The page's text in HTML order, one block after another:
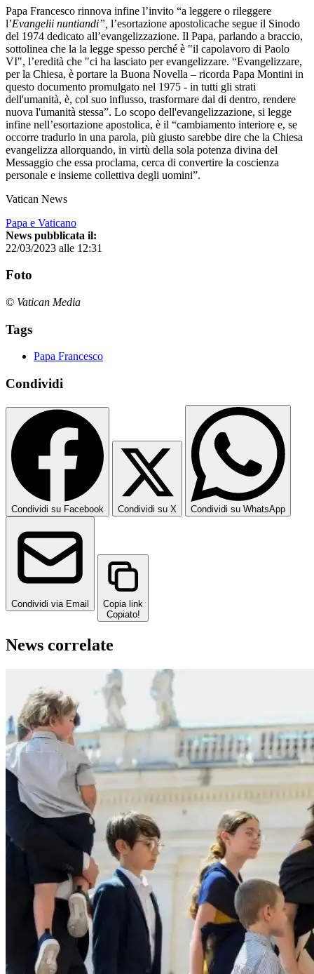
Papa Francesco rinnova infine l’invito “a leggere o rileggere
l’Evangelii nuntiandi”, l’esortazione apostolicache segue il Sinodo
del 1974 dedicato all’evangelizzazione. Il Papa, parlando a braccio,
sottolinea che la la legge spesso perché è "il capolavoro di Paolo
VI", l’eredità che "ci ha lasciato per evangelizzare. “Evangelizzare,
per la Chiesa, è portare la Buona Novella – ricorda Papa Montini in
questo documento promulgato nel 1975 - in tutti gli strati
dell'umanità, è, col suo influsso, trasformare dal di dentro, rendere
nuova l'umanità stessa”. Lo scopo dell'evangelizzazione, si legge
infine nell’esortazione apostolica, è il “cambiamento interiore e, se
occorre tradurlo in una parola, più giusto sarebbe dire che la Chiesa
evangelizza allorquando, in virtù della sola potenza divina del
Messaggio che essa proclama, cerca di convertire la coscienza
personale e insieme collettiva degli uomini”.
Vatican News
Papa e Vaticano
News pubblicata il:
22/03/2023 alle 12:31
Foto
© Vatican Media
Tags
Papa Francesco
Condividi
Condividi su Facebook Condividi su X Condividi su WhatsApp
Condividi via Email
Copia link
Copiato!
News correlate